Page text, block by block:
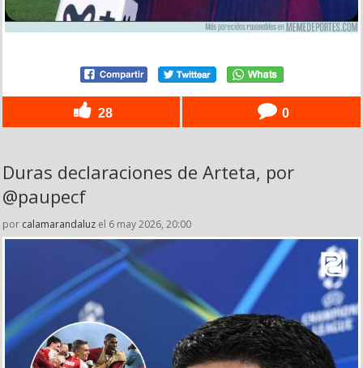
28 0
Duras declaraciones de Arteta, por
@paupecf
por calamarandaluz el 6 may 2026, 20:00